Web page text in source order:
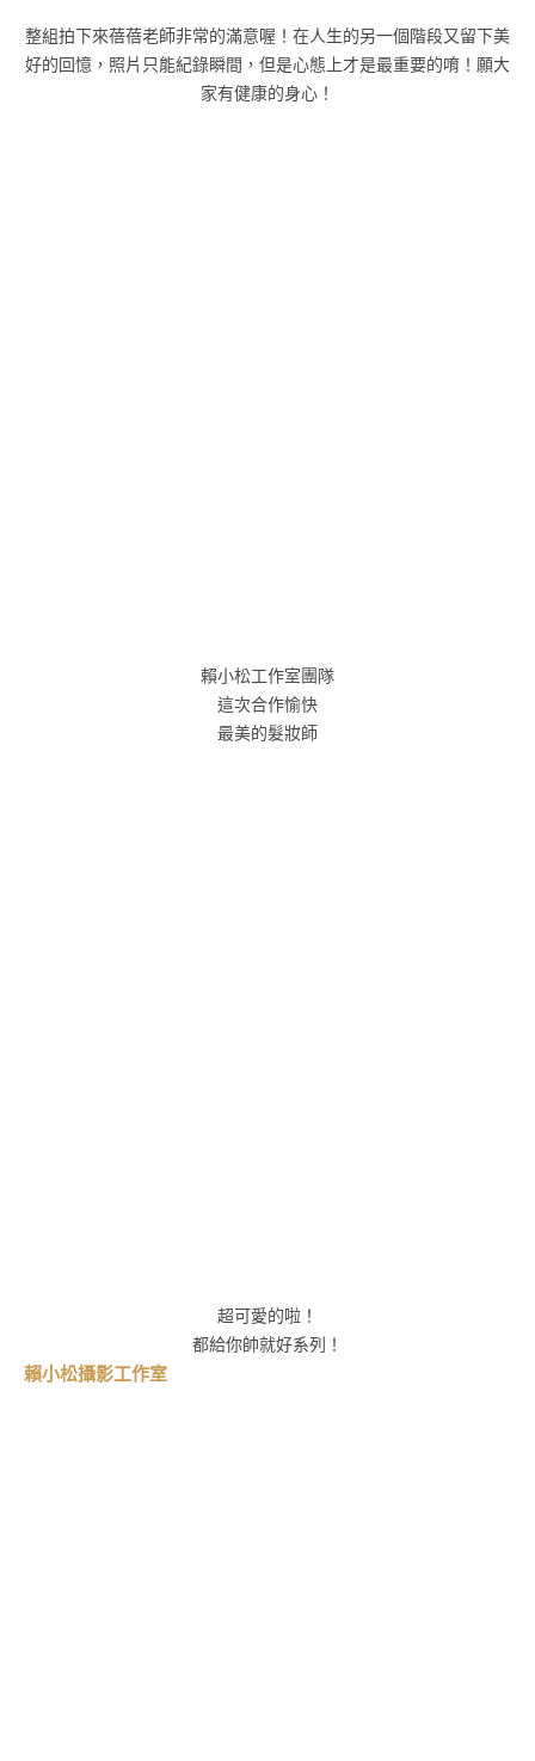
整組拍下來蓓蓓老師非常的滿意喔！在人生的另一個階段又留下美
好的回憶，照片只能紀錄瞬間，但是心態上才是最重要的唷！願大
家有健康的身心！
賴小松工作室團隊
這次合作愉快
最美的髮妝師
超可愛的啦！
都給你帥就好系列！
賴小松攝影工作室